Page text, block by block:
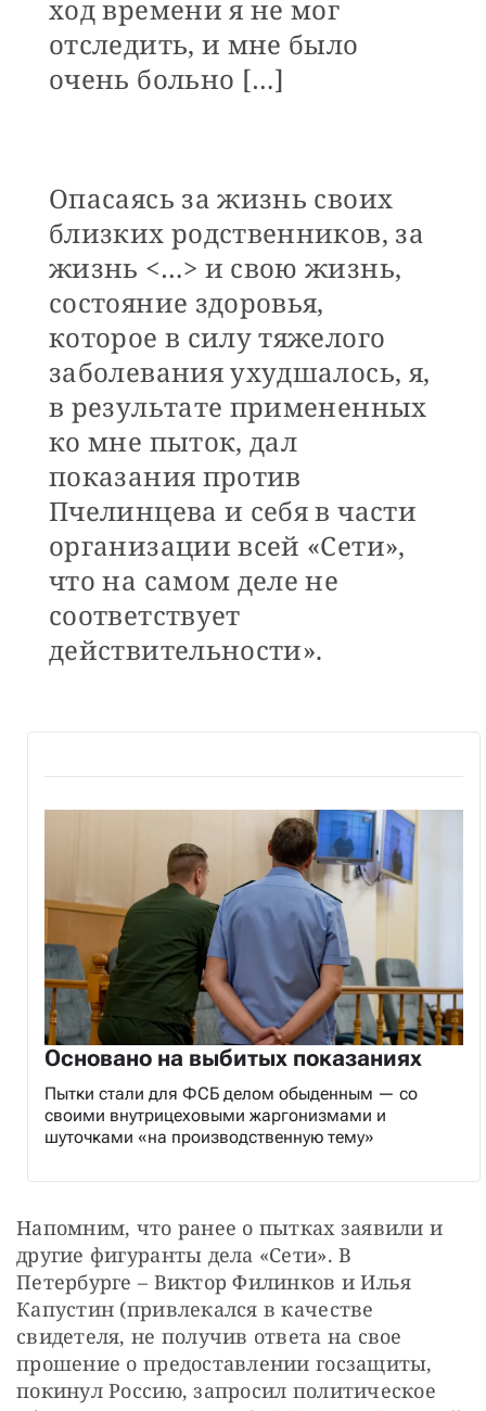
ход времени я не мог
отследить, и мне было
очень больно […]
Опасаясь за жизнь своих
близких родственников, за
жизнь <…> и свою жизнь,
состояние здоровья,
которое в силу тяжелого
заболевания ухудшалось, я,
в результате примененных
ко мне пыток, дал
показания против
Пчелинцева и себя в части
организации всей «Сети»,
что на самом деле не
соответствует
действительности».
Основано на выбитых показаниях
Пытки стали для ФСБ делом обыденным — со
своими внутрицеховыми жаргонизмами и
шуточками «на производственную тему»
Напомним, что ранее о пытках заявили и
другие фигуранты дела «Сети». В
Петербурге – Виктор Филинков и Илья
Капустин (привлекался в качестве
свидетеля, не получив ответа на свое
прошение о предоставлении госзащиты,
покинул Россию, запросил политическое